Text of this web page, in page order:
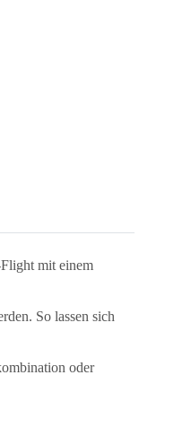
mit einem
So lassen sich
oder